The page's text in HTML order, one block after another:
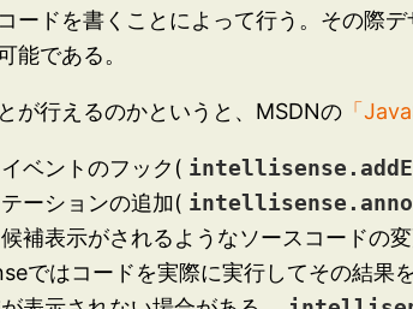
ードを書くことによって行う。その際
能である。
が行えるのかというと、MSDNの 「
ベントのフック(
ーションの追加(
補表示がされるようなソースコードの
ではコードを実際に実行してその結果